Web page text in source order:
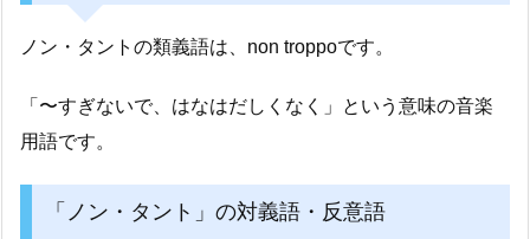
ノン・タントの類義語は、non troppoです。
「〜すぎないで、はなはだしくなく」という意味の音楽
用語です。
「ノン・タント」の対義語・反意語